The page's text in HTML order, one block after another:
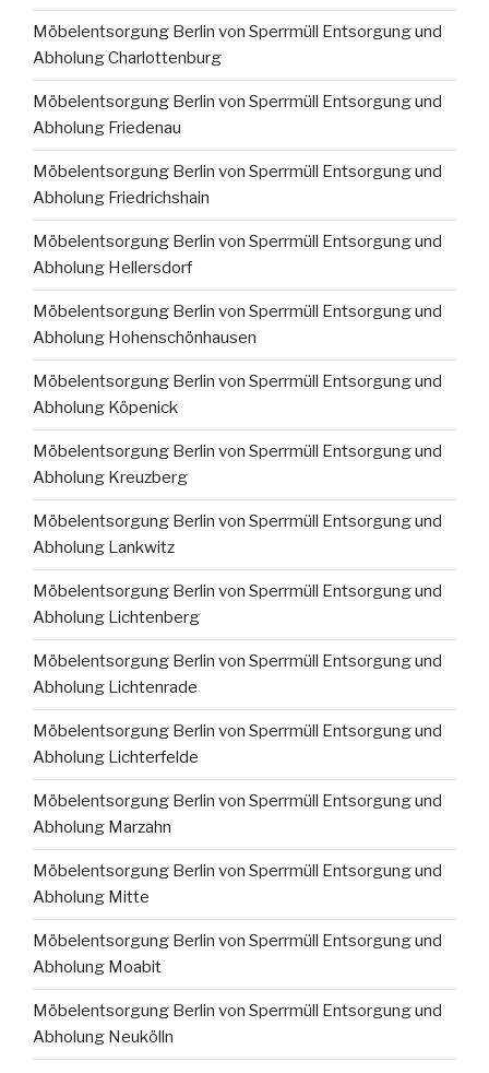
Möbelentsorgung Berlin von Sperrmüll Entsorgung und
Abholung Charlottenburg
Möbelentsorgung Berlin von Sperrmüll Entsorgung und
Abholung Friedenau
Möbelentsorgung Berlin von Sperrmüll Entsorgung und
Abholung Friedrichshain
Möbelentsorgung Berlin von Sperrmüll Entsorgung und
Abholung Hellersdorf
Möbelentsorgung Berlin von Sperrmüll Entsorgung und
Abholung Hohenschönhausen
Möbelentsorgung Berlin von Sperrmüll Entsorgung und
Abholung Köpenick
Möbelentsorgung Berlin von Sperrmüll Entsorgung und
Abholung Kreuzberg
Möbelentsorgung Berlin von Sperrmüll Entsorgung und
Abholung Lankwitz
Möbelentsorgung Berlin von Sperrmüll Entsorgung und
Abholung Lichtenberg
Möbelentsorgung Berlin von Sperrmüll Entsorgung und
Abholung Lichtenrade
Möbelentsorgung Berlin von Sperrmüll Entsorgung und
Abholung Lichterfelde
Möbelentsorgung Berlin von Sperrmüll Entsorgung und
Abholung Marzahn
Möbelentsorgung Berlin von Sperrmüll Entsorgung und
Abholung Mitte
Möbelentsorgung Berlin von Sperrmüll Entsorgung und
Abholung Moabit
Möbelentsorgung Berlin von Sperrmüll Entsorgung und
Abholung Neukölln